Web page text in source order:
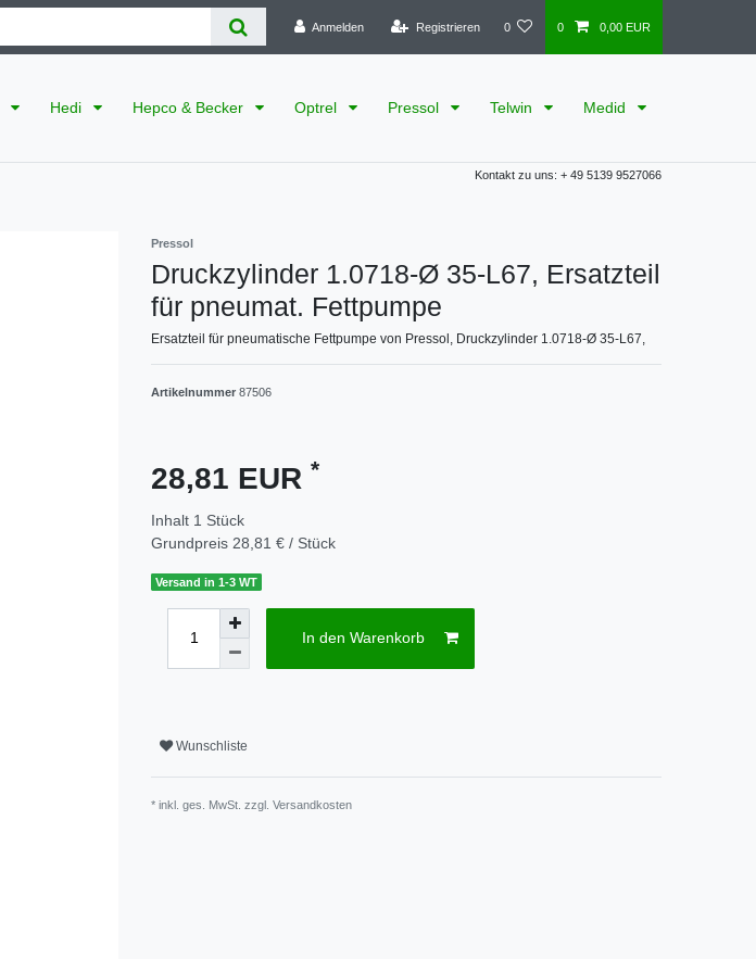
Anmelden Registrieren 0 0 0,00 EUR
Hedi Hepco & Becker Optrel Pressol Telwin Medid
Kontakt zu uns: + 49 5139 9527066
Pressol
Druckzylinder 1.0718-Ø 35-L67, Ersatzteil
für pneumat. Fettpumpe
Ersatzteil für pneumatische Fettpumpe von Pressol, Druckzylinder 1.0718-Ø 35-L67,
Artikelnummer 87506
28,81 EUR *
Inhalt 1 Stück
Grundpreis 28,81 € / Stück
Versand in 1-3 WT
In den Warenkorb
Wunschliste
* inkl. ges. MwSt. zzgl. Versandkosten